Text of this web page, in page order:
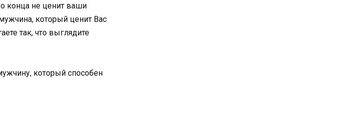
конца не ценит ваши
который ценит Вас
так, что выглядите
который способен